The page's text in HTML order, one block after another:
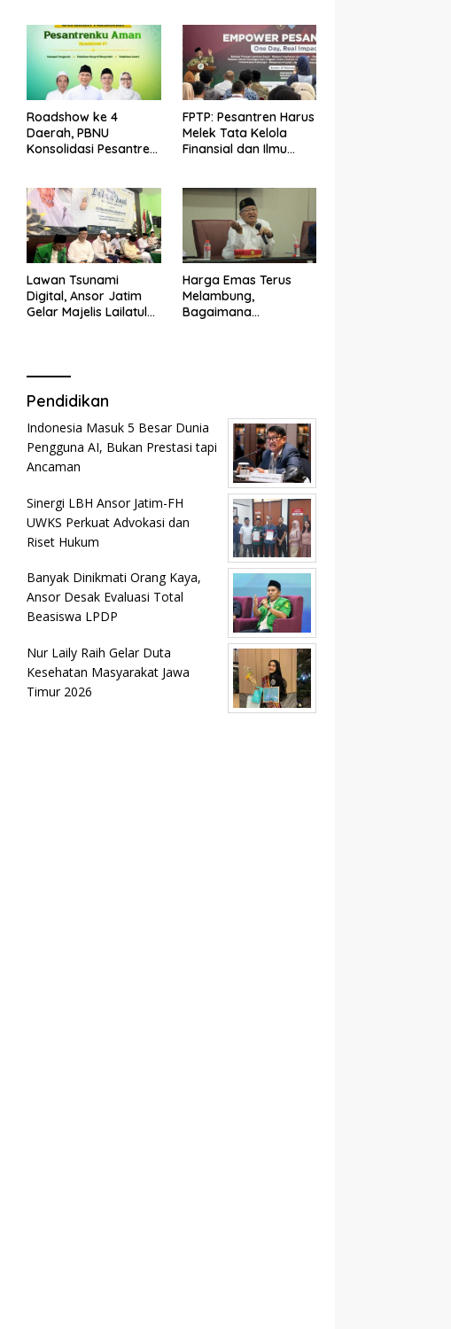
Roadshow ke 4
Daerah, PBNU
Konsolidasi Pesantren
FPTP: Pesantren Harus
Melek Tata Kelola
Finansial dan Ilmu
Lawan Tsunami
Digital, Ansor Jatim
Gelar Majelis Lailatul
Harga Emas Terus
Melambung,
Bagaimana
Pendidikan
Indonesia Masuk 5 Besar Dunia
Pengguna AI, Bukan Prestasi tapi
Ancaman
Sinergi LBH Ansor Jatim-FH
UWKS Perkuat Advokasi dan
Riset Hukum
Banyak Dinikmati Orang Kaya,
Ansor Desak Evaluasi Total
Beasiswa LPDP
Nur Laily Raih Gelar Duta
Kesehatan Masyarakat Jawa
Timur 2026